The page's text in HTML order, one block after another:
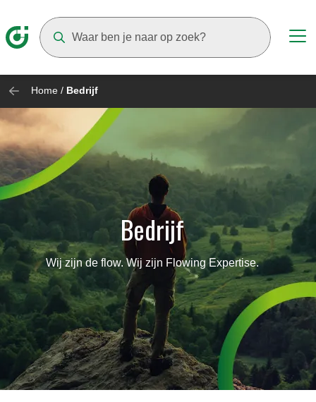
Home / Bedrijf
Bedrijf
Wij zijn de flow. Wij zijn Flowing Expertise.